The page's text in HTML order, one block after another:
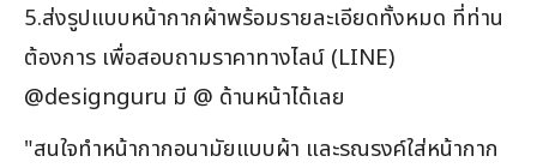
5.ส่งรูปแบบหน้ากากผ้าพร้อมรายละเอียดทั้งหมด ที่ท่าน
ต้องการ เพื่อสอบถามราคาทางไลน์ (LINE)
@designguru มี @ ด้านหน้าได้เลย
"สนใจทำหน้ากากอนามัยแบบผ้า และรณรงค์ใส่หน้ากาก